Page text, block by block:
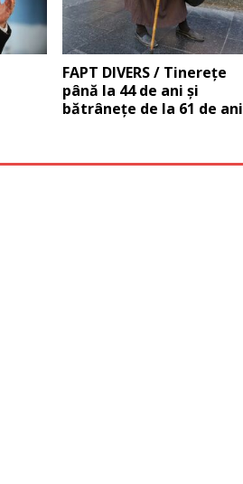
FAPT DIVERS / Tinereţe
până la 44 de ani şi
bătrâneţe de la 61 de ani